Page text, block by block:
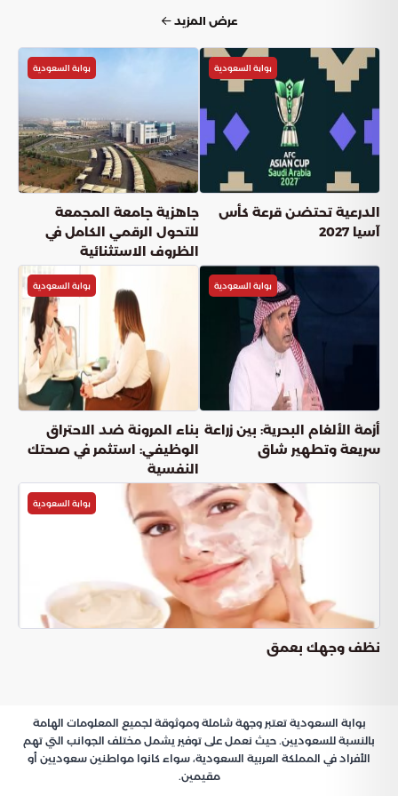
عرض المزيد
بوابة السعودية
الدرعية تحتضن قرعة كأس
آسيا 2027
بوابة السعودية
جاهزية جامعة المجمعة
للتحول الرقمي الكامل في
الظروف الاستثنائية
بوابة السعودية
أزمة الألغام البحرية: بين زراعة
سريعة وتطهير شاق
بوابة السعودية
بناء المرونة ضد الاحتراق
الوظيفي: استثمر في صحتك
النفسية
بوابة السعودية
نظف وجهك بعمق
بوابة السعودية تعتبر وجهة شاملة وموثوقة لجميع المعلومات الهامة
بالنسبة للسعوديين. حيث نعمل على توفير يشمل مختلف الجوانب التي تهم
الأفراد في المملكة العربية السعودية، سواء كانوا مواطنين سعوديين أو
مقيمين.